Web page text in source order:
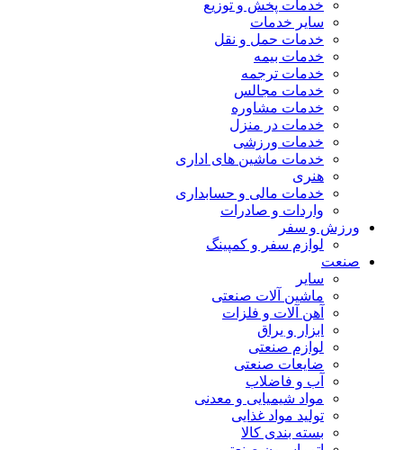
خدمات پخش و توزیع
سایر خدمات
خدمات حمل و نقل
خدمات بیمه
خدمات ترجمه
خدمات مجالس
خدمات مشاوره
خدمات در منزل
خدمات ورزشی
خدمات ماشین های اداری
هنری
خدمات مالی و حسابداری
واردات و صادرات
ورزش و سفر
لوازم سفر و کمپینگ
صنعت
سایر
ماشین آلات صنعتی
آهن آلات و فلزات
ابزار و یراق
لوازم صنعتی
ضایعات صنعتی
آب و فاضلاب
مواد شیمیایی و معدنی
تولید مواد غذایی
بسته بندی کالا